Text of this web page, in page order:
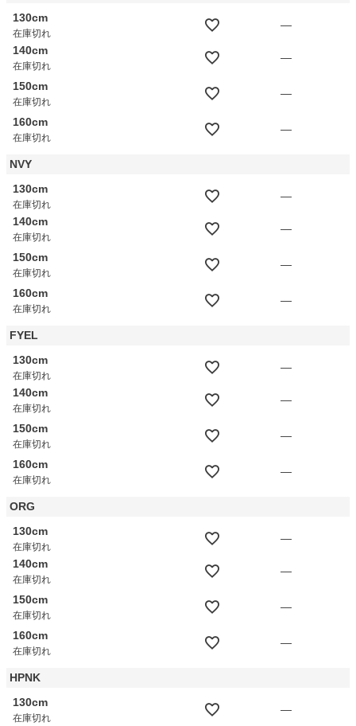
130cm
在庫切れ
—
140cm
在庫切れ
—
150cm
在庫切れ
—
160cm
在庫切れ
—
NVY
130cm
在庫切れ
—
140cm
在庫切れ
—
150cm
在庫切れ
—
160cm
在庫切れ
—
FYEL
130cm
在庫切れ
—
140cm
在庫切れ
—
150cm
在庫切れ
—
160cm
在庫切れ
—
ORG
130cm
在庫切れ
—
140cm
在庫切れ
—
150cm
在庫切れ
—
160cm
在庫切れ
—
HPNK
130cm
在庫切れ
—